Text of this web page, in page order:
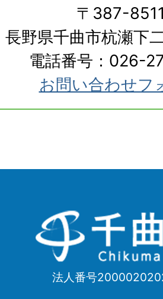
〒387-
長野県千曲市杭瀬下
電話番号：026-
お問い合わせフ
千
曲
Chikuma
法人番号